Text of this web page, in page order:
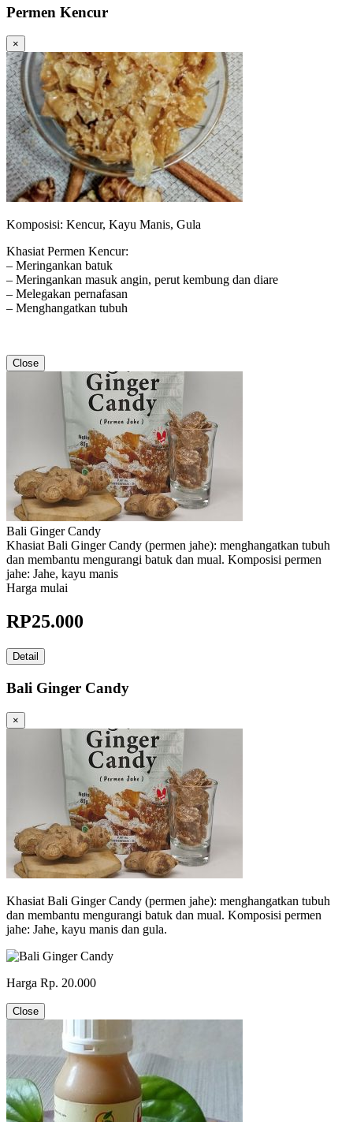
Permen Kencur
×
Komposisi: Kencur, Kayu Manis, Gula
Khasiat Permen Kencur:
– Meringankan batuk
– Meringankan masuk angin, perut kembung dan diare
– Melegakan pernafasan
– Menghangatkan tubuh
Close
Bali Ginger Candy
Khasiat Bali Ginger Candy (permen jahe): menghangatkan tubuh
dan membantu mengurangi batuk dan mual. Komposisi permen
jahe: Jahe, kayu manis
Harga mulai
RP25.000
Detail
Bali Ginger Candy
×
Khasiat Bali Ginger Candy (permen jahe): menghangatkan tubuh
dan membantu mengurangi batuk dan mual. Komposisi permen
jahe: Jahe, kayu manis dan gula.
Harga Rp. 20.000
Close